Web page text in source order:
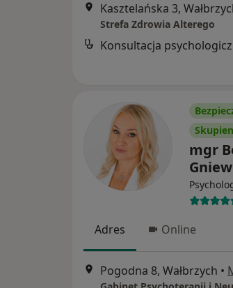
Kasztelańska 3,
Strefa Zdrowia Alterego
Konsultacja
mgr
Adres Online
Pogodna 8, Wałbrzych •